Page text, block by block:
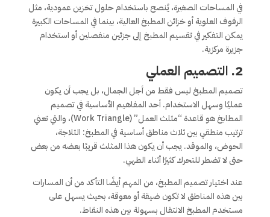
في المساحات الصغيرة، يُنصح باستخدام حلول تخزين عمودية، مثل
الرفوف العلوية أو خزائن المطبخ العالية، بينما في المساحات الكبيرة
يمكن التفكير في تقسيم المطبخ إلى جزئين منفصلين أو استخدام
جزيرة مركزية.
2. التصميم العملي
تصميم المطبخ ليس فقط من أجل الجمال، بل يجب أن يكون
عمليًا وسهل الاستخدام. أحد المفاهيم الأساسية في تصميم
المطابخ هو قاعدة “مثلث العمل” (Work Triangle)، والتي تعني
ترتيب منطقي بين ثلاث مناطق أساسية في المطبخ: الثلاجة،
الحوض، والموقد. يجب أن يكون هذا المثلث قريبًا بعضه من بعض
حتى لا تضطر للتحرك كثيرًا أثناء الطهي.
عند اختيار تصميم المطبخ، من المهم أيضًا التأكد من أن المسارات
بين هذه المناطق لا تكون ضيقة أو معوقة، بحيث يسهل على
مستخدم المطبخ الانتقال بسهولة بين هذه النقاط.